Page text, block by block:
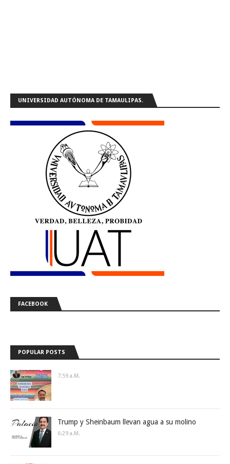
UNIVERSIDAD AUTÓNOMA DE TAMAULIPAS.
FACEBOOK
POPULAR POSTS
7:59 A.m.
Trump y Sheinbaum llevan agua a su molino
6:29 A.m.